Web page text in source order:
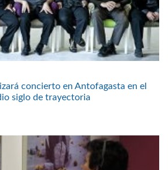
concierto en Antofagasta en el
siglo de trayectoria